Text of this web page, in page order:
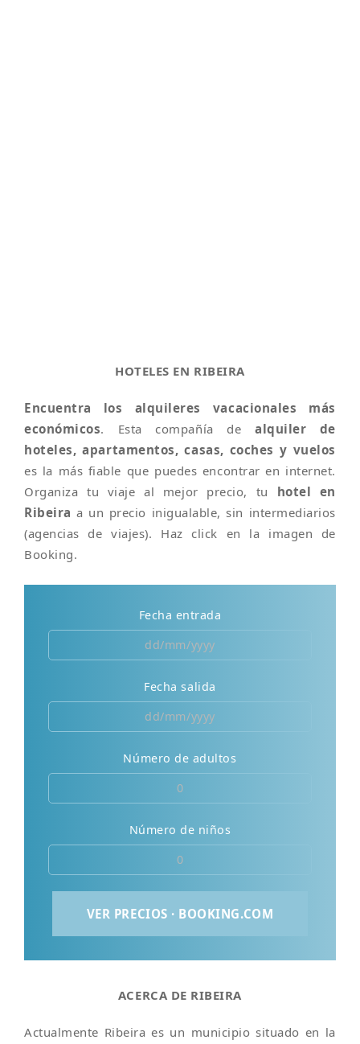
HOTELES EN RIBEIRA
Encuentra los alquileres vacacionales más
económicos. Esta compañía de alquiler de
hoteles, apartamentos, casas, coches y vuelos
es la más fiable que puedes encontrar en internet.
Organiza tu viaje al mejor precio, tu hotel en
Ribeira a un precio inigualable, sin intermediarios
(agencias de viajes). Haz click en la imagen de
Booking.
Fecha entrada
Fecha salida
Número de adultos
Número de niños
ACERCA DE RIBEIRA
Actualmente Ribeira es un municipio situado en la